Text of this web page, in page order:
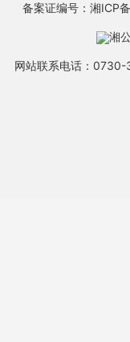
备案证编号：湘ICP
湘
网站联系电话：